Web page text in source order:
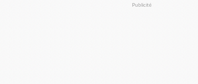
Publicité